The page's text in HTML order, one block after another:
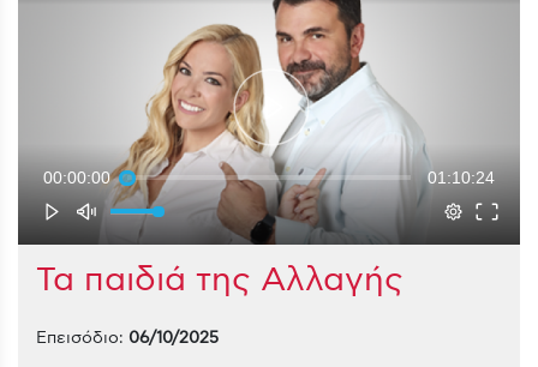
00:00:00 01:10:24
Τα παιδιά της Αλλαγής
Επεισόδιο: 06/10/2025